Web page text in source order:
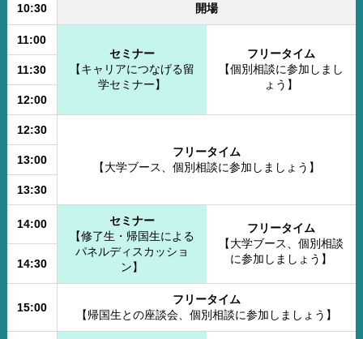
10:30 開場
11:00
セミナー
【キャリアにつなげる留
学セミナー】
フリータイム
【個別相談に参加しまし
ょう】
11:30
12:00
12:30
フリータイム
【大学ブース、個別相談に参加しましょう】
13:00
13:30
14:00
セミナー
【修了生・帰国生による
パネルディスカッショ
ン】
フリータイム
【大学ブース、個別相談
に参加しましょう】
14:30
15:00
フリータイム
【帰国生との座談会、個別相談に参加しましょう】